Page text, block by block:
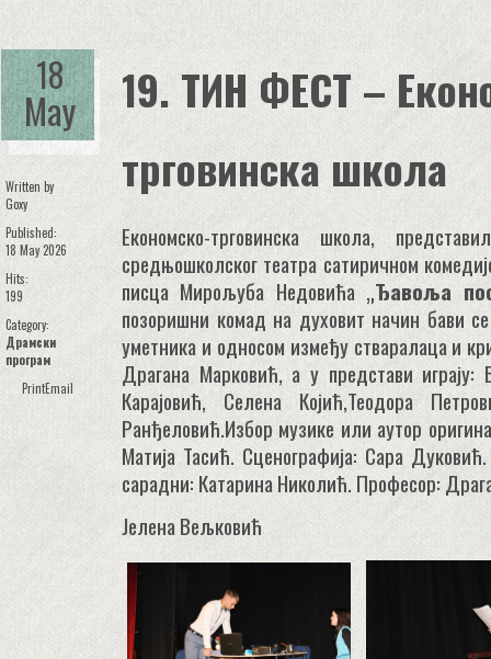
18
May
Written by
Goxy
Published:
18 May 2026
Hits:
199
Category:
Драмски
програм
PrintEmail
19. ТИН ФЕСТ –
трговинска школа
Економско-трговинска школа,
средњошколског театра сатиричном
писца Мирољуба Недовића „Ђавоља
позоришни комад на духовит начин бави
уметника и односом између стваралаца и
Драгана Марковић, а у представи играју:
Карајовић, Селена Којић,Теодора
Ранђеловић.Избор музике или аутор
Матија Тасић. Сценографија: Сара
сарадни: Катарина Николић. Професор:
Јелена Вељковић